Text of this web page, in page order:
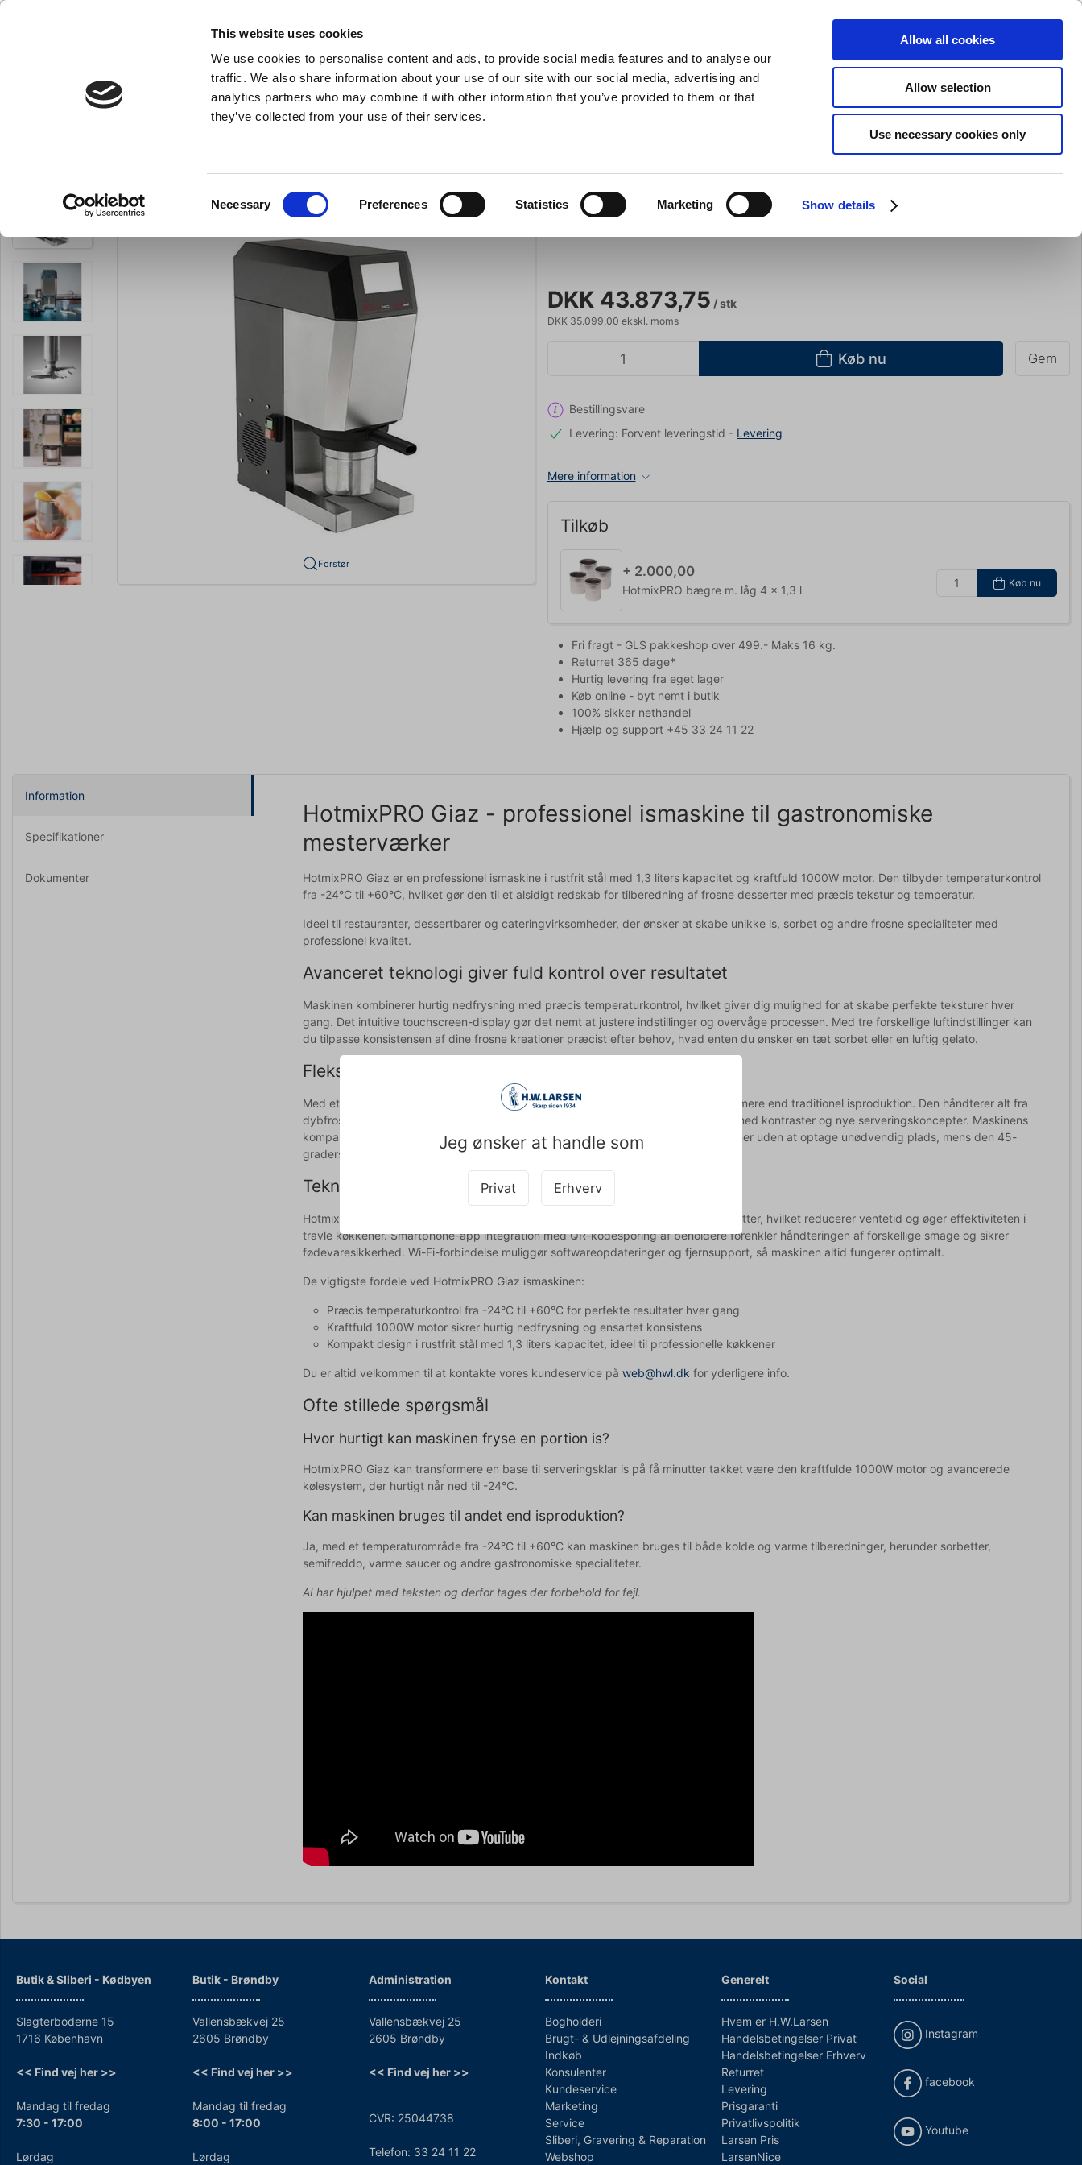
This website uses cookies
We use cookies to personalise content and ads, to provide social media features and to analyse our
traffic. We also share information about your use of our site with our social media, advertising and
analytics partners who may combine it with other information that you’ve provided to them or that
they’ve collected from your use of their services.
Necessary Preferences Statistics Marketing Show details
Allow all cookies
Allow selection
Use necessary cookies only
- Køkkenudstyr til professionelle og entusiaster Søg Indkøbskurv (0)
Køkkenredskaber Gryder & Pander Grill Barudstyr Tilbud Brands Slibning
Jeg ønsker at handle som
Privat Erhverv
Forstør
HotmixPRO Giaz Easy maskine
DKK 43.873,75 / stk
DKK 35.099,00 ekskl. moms
Køb nu Gem
Bestillingsvare
Levering: Forvent leveringstid - Levering
Mere information
Tilkøb
+ 2.000,00
HotmixPRO bægre m. låg 4 x 1,3 l
Køb nu
Fri fragt - GLS pakkeshop over 499.- Maks 16 kg.
Returret 365 dage*
Hurtig levering fra eget lager
Køb online - byt nemt i butik
100% sikker nethandel
Hjælp og support +45 33 24 11 22
Information
Specifikationer
Dokumenter
HotmixPRO Giaz - professionel ismaskine til gastronomiske
mesterværker
HotmixPRO Giaz er en professionel ismaskine i rustfrit stål med 1,3 liters kapacitet og kraftfuld 1000W motor. Den tilbyder temperaturkontrol
fra -24°C til +60°C, hvilket gør den til et alsidigt redskab for tilberedning af frosne desserter med præcis tekstur og temperatur.
Ideel til restauranter, dessertbarer og cateringvirksomheder, der ønsker at skabe unikke is, sorbet og andre frosne specialiteter med
professionel kvalitet.
Avanceret teknologi giver fuld kontrol over resultatet
Maskinen kombinerer hurtig nedfrysning med præcis temperaturkontrol, hvilket giver dig mulighed for at skabe perfekte teksturer hver
gang. Det intuitive touchscreen-display gør det nemt at justere indstillinger og overvåge processen. Med tre forskellige luftindstillinger kan
du tilpasse konsistensen af dine frosne kreationer præcist efter behov, hvad enten du ønsker en tæt sorbet eller en luftig gelato.
Fleksibilitet der udvider dine kulinariske muligheder
Med et temperaturspænd fra -24°C til +60°C kan Giaz-ismaskinen bruges til langt mere end traditionel isproduktion. Den håndterer alt fra
dybfrosne desserter til varme saucer, hvilket giver dig frihed til at eksperimentere med kontraster og nye serveringskoncepter. Maskinens
kompakte design med målene 570x410x460mm passer ind i professionelle køkkener uden at optage unødvendig plads, mens den 45-
graders hældning sikrer nem adgang og rengøring.
Teknisk overlegenhed der sparer tid og ressourcer
HotmixPRO Giaz transformerer en frossen base til serveringsklar dessert på få minutter, hvilket reducerer ventetid og øger effektiviteten i
travle køkkener. Smartphone-app integration med QR-kodesporing af beholdere forenkler håndteringen af forskellige smage og sikrer
fødevaresikkerhed. Wi-Fi-forbindelse muliggør softwareopdateringer og fjernsupport, så maskinen altid fungerer optimalt.
De vigtigste fordele ved HotmixPRO Giaz ismaskinen:
Præcis temperaturkontrol fra -24°C til +60°C for perfekte resultater hver gang
Kraftfuld 1000W motor sikrer hurtig nedfrysning og ensartet konsistens
Kompakt design i rustfrit stål med 1,3 liters kapacitet, ideel til professionelle køkkener
Du er altid velkommen til at kontakte vores kundeservice på web@hwl.dk for yderligere info.
Ofte stillede spørgsmål
Hvor hurtigt kan maskinen fryse en portion is?
HotmixPRO Giaz kan transformere en base til serveringsklar is på få minutter takket være den kraftfulde 1000W motor og avancerede
kølesystem, der hurtigt når ned til -24°C.
Kan maskinen bruges til andet end isproduktion?
Ja, med et temperaturområde fra -24°C til +60°C kan maskinen bruges til både kolde og varme tilberedninger, herunder sorbetter,
semifreddo, varme saucer og andre gastronomiske specialiteter.
AI har hjulpet med teksten og derfor tages der forbehold for fejl.
Butik & Sliberi - Kødbyen
Slagterboderne 15
1716 København
<< Find vej her >>
Mandag til fredag
7:30 - 17:00
Lørdag
Butik - Brøndby
Vallensbækvej 25
2605 Brøndby
<< Find vej her >>
Mandag til fredag
8:00 - 17:00
Lørdag
Administration
Vallensbækvej 25
2605 Brøndby
<< Find vej her >>
CVR: 25044738
Telefon: 33 24 11 22
Kontakt
Bogholderi
Brugt- & Udlejningsafdeling
Indkøb
Konsulenter
Kundeservice
Marketing
Service
Sliberi, Gravering & Reparation
Webshop
Generelt
Hvem er H.W.Larsen
Handelsbetingelser Privat
Handelsbetingelser Erhverv
Returret
Levering
Prisgaranti
Privatlivspolitik
Larsen Pris
LarsenNice
Social
Instagram
facebook
Youtube